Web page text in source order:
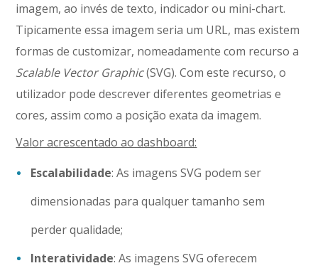
imagem, ao invés de texto, indicador ou mini-chart.
Tipicamente essa imagem seria um URL, mas existem
formas de customizar, nomeadamente com recurso a
Scalable Vector Graphic(SVG). Com este recurso, o
utilizador pode descrever diferentes geometrias e
cores, assim como a posição exata da imagem.
Valor acrescentado ao dashboard:
Escalabilidade: As imagens SVG podem ser
dimensionadas para qualquer tamanho sem
perder qualidade;
Interatividade: As imagens SVG oferecem